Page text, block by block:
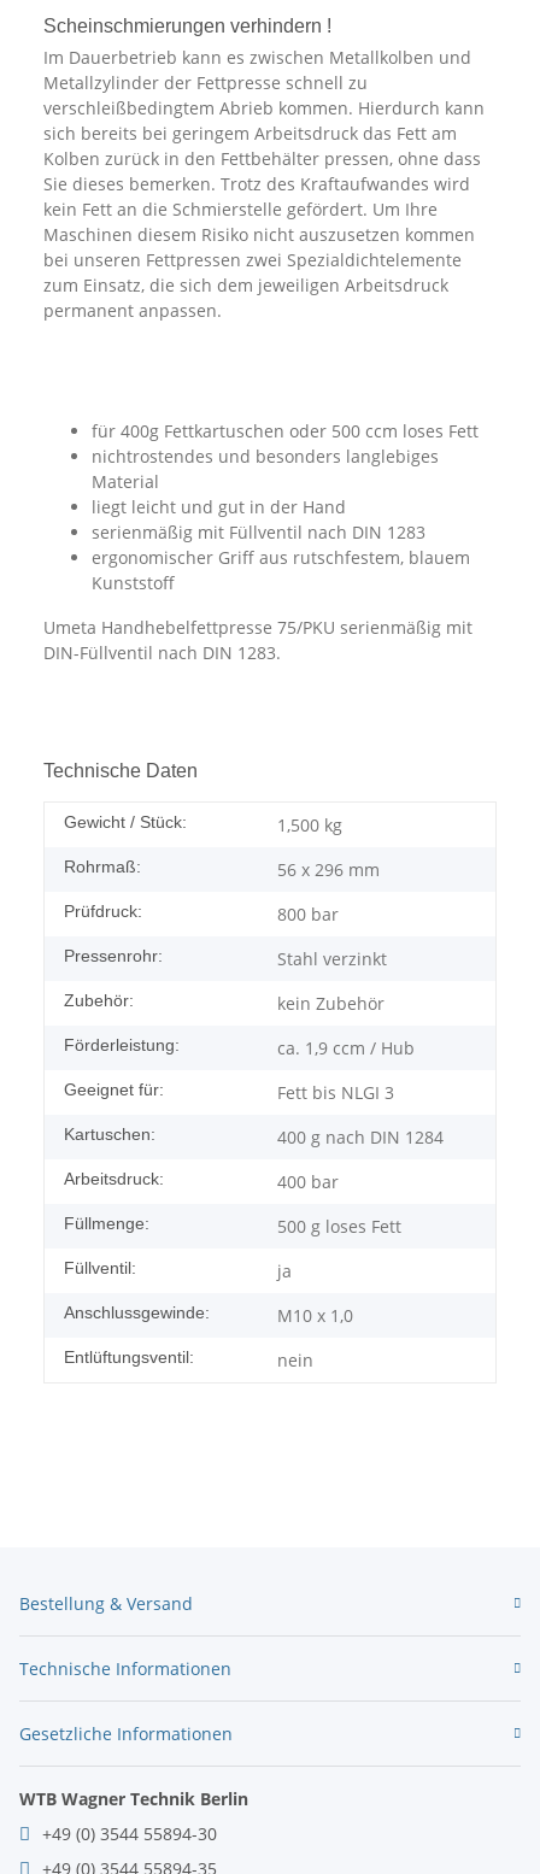
Scheinschmierungen verhindern !
Im Dauerbetrieb kann es zwischen Metallkolben und
Metallzylinder der Fettpresse schnell zu
verschleißbedingtem Abrieb kommen. Hierdurch kann
sich bereits bei geringem Arbeitsdruck das Fett am
Kolben zurück in den Fettbehälter pressen, ohne dass
Sie dieses bemerken. Trotz des Kraftaufwandes wird
kein Fett an die Schmierstelle gefördert. Um Ihre
Maschinen diesem Risiko nicht auszusetzen kommen
bei unseren Fettpressen zwei Spezialdichtelemente
zum Einsatz, die sich dem jeweiligen Arbeitsdruck
permanent anpassen.
für 400g Fettkartuschen oder 500 ccm loses Fett
nichtrostendes und besonders langlebiges
Material
liegt leicht und gut in der Hand
serienmäßig mit Füllventil nach DIN 1283
ergonomischer Griff aus rutschfestem, blauem
Kunststoff
Umeta Handhebelfettpresse 75/PKU serienmäßig mit
DIN-Füllventil nach DIN 1283.
Technische Daten
Gewicht / Stück: 1,500 kg
Rohrmaß: 56 x 296 mm
Prüfdruck: 800 bar
Pressenrohr: Stahl verzinkt
Zubehör: kein Zubehör
Förderleistung: ca. 1,9 ccm / Hub
Geeignet für: Fett bis NLGI 3
Kartuschen: 400 g nach DIN 1284
Arbeitsdruck: 400 bar
Füllmenge: 500 g loses Fett
Füllventil: ja
Anschlussgewinde: M10 x 1,0
Entlüftungsventil: nein
Bestellung & Versand
Technische Informationen
Gesetzliche Informationen
WTB Wagner Technik Berlin
+49 (0) 3544 55894-30
+49 (0) 3544 55894-35